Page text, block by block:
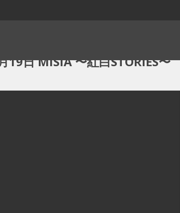
日 MISIA 〜紅白STORIES〜